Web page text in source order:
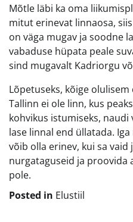
Mõtle läbi ka oma
mitut erinevat linnaosa,
on väga mugav ja soodne
vabaduse hüpata peale
sind mugavalt Kadriorgu
Lõpetuseks, kõige
Tallinn ei ole linn, kus
kohvikus istumiseks, naudi
lase linnal end üllatada.
võib olla erinev, kui sa vaid
nurgataguseid ja proovida
pole.
Posted in Elustiil